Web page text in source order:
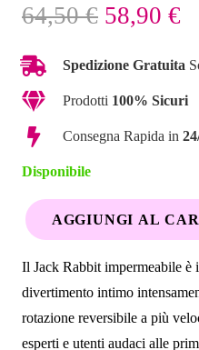
64,50€ Il
originale
era:
58,90 €
è:
Spedizione Gratuita
Prodotti 100% Sicuri
Consegna Rapida in
Disponibile
The
AGGIUNGI AL
Il Jack Rabbit impermeabile è
divertimento intimo
rotazione reversibile a più
esperti e utenti audaci alle